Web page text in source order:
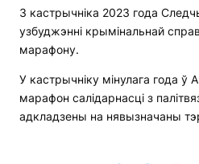
3 кастрычніка 2023 года
узбуджэнні крымінальнай
марафону.
У кастрычніку мінулага года ў
марафон салідарнасці з
адкладзены на нявызначаны